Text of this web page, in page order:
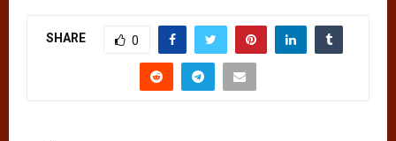
SHARE 0